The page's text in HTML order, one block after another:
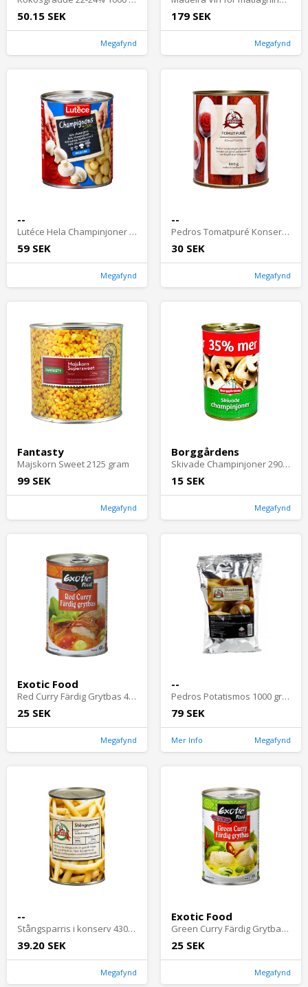
50.15 SEK
Megafynd
179 SEK
Megafynd
--
Lutéce Hela Champinjoner Konserv 800 gram
59 SEK
Megafynd
--
Pedros Tomatpuré Konserv 800 gram
30 SEK
Megafynd
Fantasty
Majskorn Sweet 2125 gram
99 SEK
Megafynd
Borggårdens
Skivade Champinjoner 290 gram
15 SEK
Megafynd
Exotic Food
Red Curry Färdig Grytbas 400 ml
25 SEK
Megafynd
--
Pedros Potatismos 1000 gram
79 SEK
Mer Info Megafynd
--
Stångsparris i konserv 430 gram
39.20 SEK
Megafynd
Exotic Food
Green Curry Färdig Grytbas 400 ml
25 SEK
Megafynd